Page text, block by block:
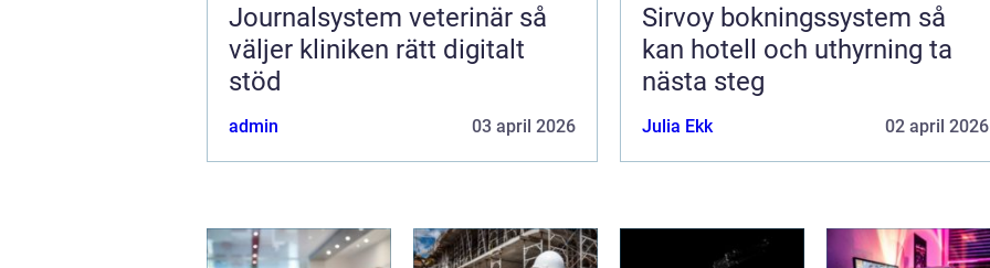
Journalsystem veterinär så
väljer kliniken rätt digitalt
stöd
admin 03 april 2026
Sirvoy bokningssystem så
kan hotell och uthyrning ta
nästa steg
Julia Ekk 02 april 2026